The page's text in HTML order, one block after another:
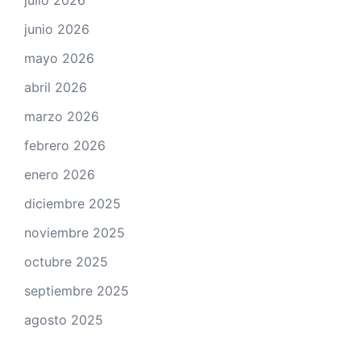
junio 2026
mayo 2026
abril 2026
marzo 2026
febrero 2026
enero 2026
diciembre 2025
noviembre 2025
octubre 2025
septiembre 2025
agosto 2025